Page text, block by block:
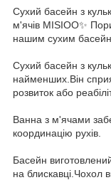
Сухий басейн з
м'ячів MISIOO✨
нашим сухим
Сухий басейн з
найменших.Він
розвиток або
Ванна з м'ячами
координацію рухів.
Басейн
на блискавці.Чохол